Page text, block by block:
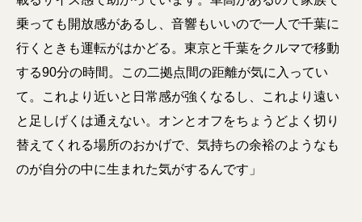
乗っても開放感があるし、音響もいいので一人で千葉に
行くときも運転がはかどる。東京と千葉をクルマで移動
する90分の時間。この二拠点間の距離が気に入ってい
て。これより近いと日常感が強くなるし、これより遠い
と足しげくは通えない。オンとオフをちょうどよく切り
替えてくれる場所のおかげで、気持ちの余裕のようなも
のが自分の中に生まれた気がするんです」